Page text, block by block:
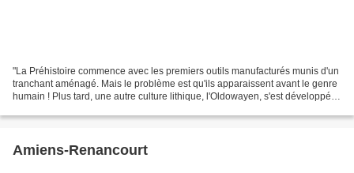
"La Préhistoire commence avec les premiers outils manufacturés munis d'un
tranchant aménagé. Mais le problème est qu'ils apparaissent avant le genre
humain ! Plus tard, une autre culture lithique, l'Oldowayen, s'est développée.
Amiens-Renancourt